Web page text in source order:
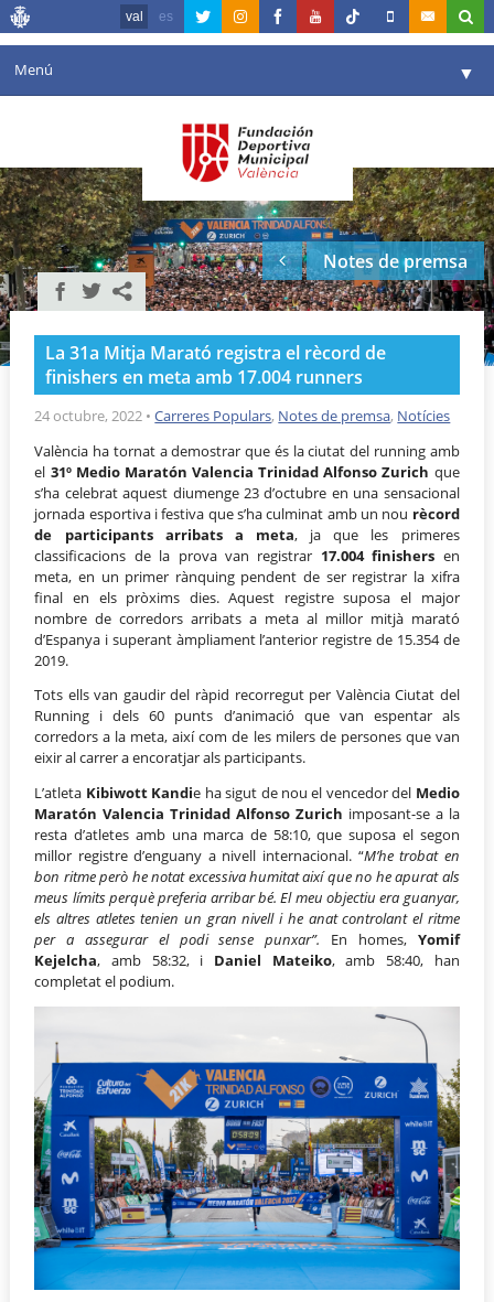
val es
Menú ▼
Agenda
Instal·lacions ▼
Comunicació ▼
València en esport
Portal de Transparència
Reserves
Notes de premsa
La 31a Mitja Marató registra el rècord de
finishers en meta amb 17.004 runners
24 octubre, 2022 •Carreres Populars, Notes de premsa, Notícies
València ha tornat a demostrar que és la ciutat del running amb
el 31º Medio Maratón Valencia Trinidad Alfonso Zurich que
s’ha celebrat aquest diumenge 23 d’octubre en una sensacional
jornada esportiva i festiva que s’ha culminat amb un nou rècord
de participants arribats a meta, ja que les primeres
classificacions de la prova van registrar 17.004 finishers en
meta, en un primer rànquing pendent de ser registrar la xifra
final en els pròxims dies. Aquest registre suposa el major
nombre de corredors arribats a meta al millor mitjà marató
d’Espanya i superant àmpliament l’anterior registre de 15.354 de
2019.
Tots ells van gaudir del ràpid recorregut per València Ciutat del
Running i dels 60 punts d’animació que van espentar als
corredors a la meta, així com de les milers de persones que van
eixir al carrer a encoratjar als participants.
L’atleta Kibiwott Kandie ha sigut de nou el vencedor del Medio
Maratón Valencia Trinidad Alfonso Zurich imposant-se a la
resta d’atletes amb una marca de 58:10, que suposa el segon
millor registre d’enguany a nivell internacional. “M’he trobat en
bon ritme però he notat excessiva humitat així que no he apurat als
meus límits perquè preferia arribar bé. El meu objectiu era guanyar,
els altres atletes tenien un gran nivell i he anat controlant el ritme
per a assegurar el podi sense punxar”. En homes, Yomif
Kejelcha, amb 58:32, i Daniel Mateiko, amb 58:40, han
completat el podium.